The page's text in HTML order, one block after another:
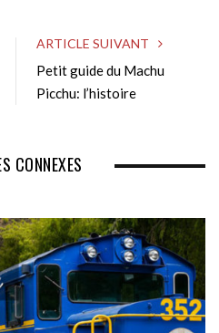
ARTICLE SUIVANT
Petit guide du Machu
Picchu: l’histoire
CONNEXES